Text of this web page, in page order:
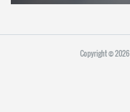
Copyright ©2026